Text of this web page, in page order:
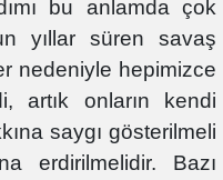
bu anlamda çok
yıllar süren savaş
nedeniyle hepimizce
artık onların kendi
saygı gösterilmeli
erdirilmelidir. Bazı